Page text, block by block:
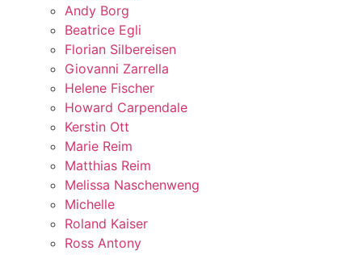
Andy Borg
Beatrice Egli
Florian Silbereisen
Giovanni Zarrella
Helene Fischer
Howard Carpendale
Kerstin Ott
Marie Reim
Matthias Reim
Melissa Naschenweng
Michelle
Roland Kaiser
Ross Antony